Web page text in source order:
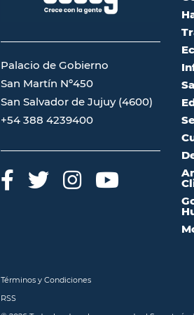
Palacio de Gobierno
San Martín Nº450
San Salvador de Jujuy (4600)
+54 388 4239400
Términos y Condiciones
RSS